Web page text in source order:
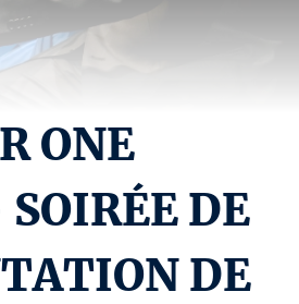
ONE
DE
DE